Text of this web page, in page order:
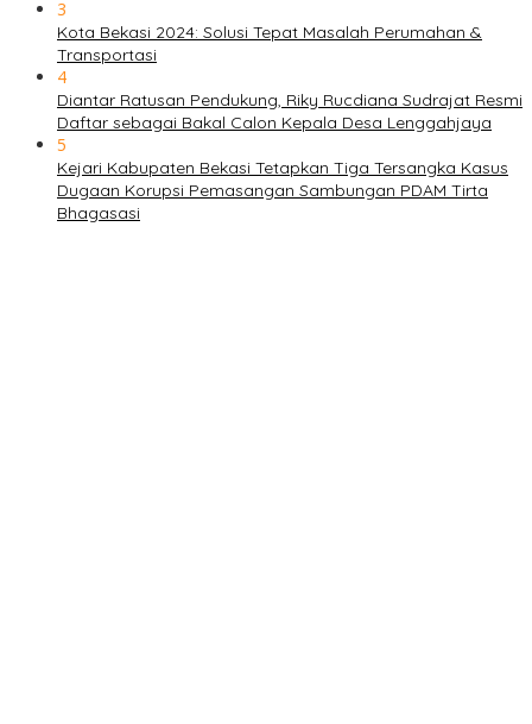
3
Kota Bekasi 2024: Solusi Tepat Masalah Perumahan &
Transportasi
4
Diantar Ratusan Pendukung, Riky Rucdiana Sudrajat Resmi
Daftar sebagai Bakal Calon Kepala Desa Lenggahjaya
5
Kejari Kabupaten Bekasi Tetapkan Tiga Tersangka Kasus
Dugaan Korupsi Pemasangan Sambungan PDAM Tirta
Bhagasasi